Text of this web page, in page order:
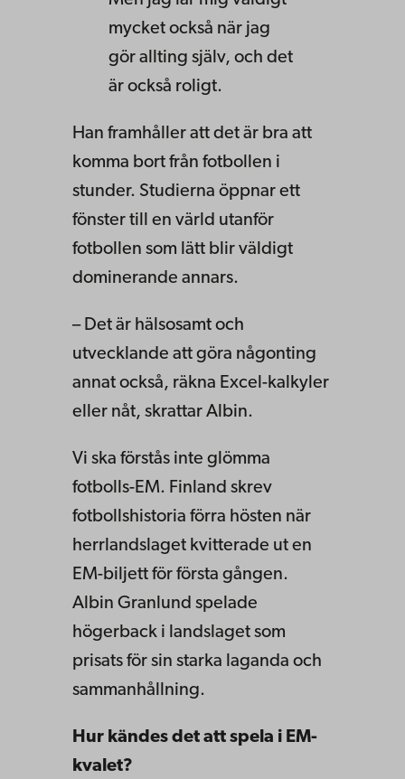
mycket också när jag
gör allting själv, och det
är också roligt.
Han framhåller att det är bra att
komma bort från fotbollen i
stunder. Studierna öppnar ett
fönster till en värld utanför
fotbollen som lätt blir väldigt
dominerande annars.
– Det är hälsosamt och
utvecklande att göra någonting
annat också, räkna Excel-kalkyler
eller nåt, skrattar Albin.​​​​​​​
Vi ska förstås inte glömma
fotbolls-EM. Finland skrev
fotbollshistoria förra hösten när
herrlandslaget kvitterade ut en
EM-biljett för första gången.
Albin Granlund spelade
högerback i landslaget som
prisats för sin starka laganda och
sammanhållning.
Hur kändes det att spela i EM-
kvalet?